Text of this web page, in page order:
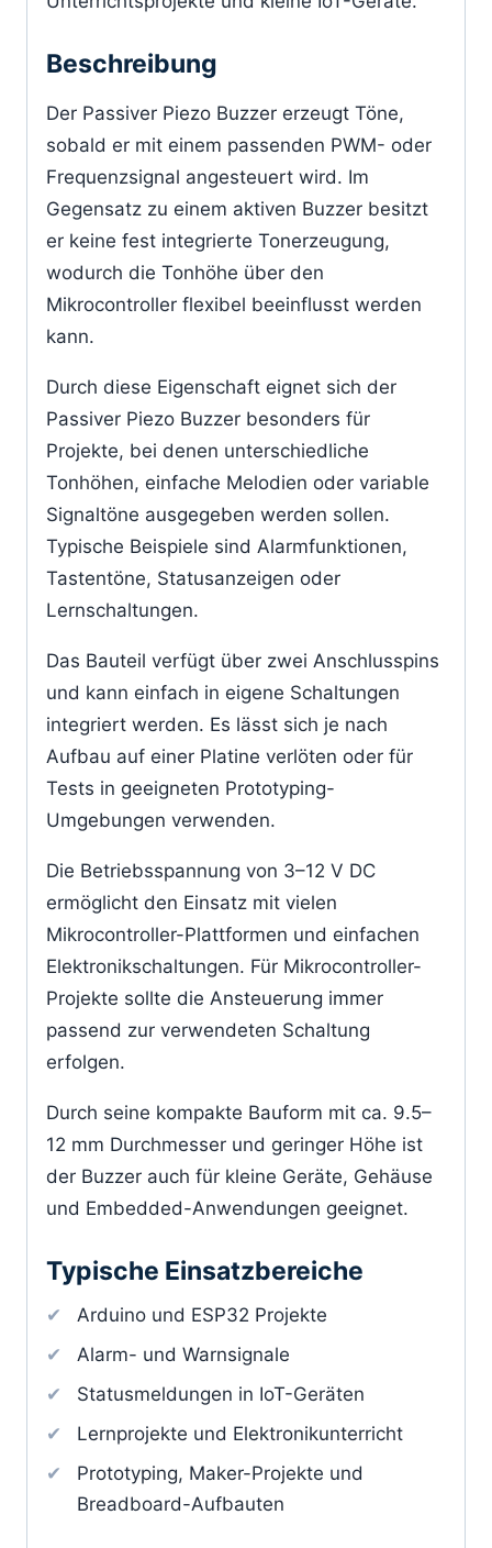
Beschreibung
Der Passiver Piezo Buzzer erzeugt Töne,
sobald er mit einem passenden PWM- oder
Frequenzsignal angesteuert wird. Im
Gegensatz zu einem aktiven Buzzer besitzt
er keine fest integrierte Tonerzeugung,
wodurch die Tonhöhe über den
Mikrocontroller flexibel beeinflusst werden
kann.
Durch diese Eigenschaft eignet sich der
Passiver Piezo Buzzer besonders für
Projekte, bei denen unterschiedliche
Tonhöhen, einfache Melodien oder variable
Signaltöne ausgegeben werden sollen.
Typische Beispiele sind Alarmfunktionen,
Tastentöne, Statusanzeigen oder
Lernschaltungen.
Das Bauteil verfügt über zwei Anschlusspins
und kann einfach in eigene Schaltungen
integriert werden. Es lässt sich je nach
Aufbau auf einer Platine verlöten oder für
Tests in geeigneten Prototyping-
Umgebungen verwenden.
Die Betriebsspannung von 3–12 V DC
ermöglicht den Einsatz mit vielen
Mikrocontroller-Plattformen und einfachen
Elektronikschaltungen. Für Mikrocontroller-
Projekte sollte die Ansteuerung immer
passend zur verwendeten Schaltung
erfolgen.
Durch seine kompakte Bauform mit ca. 9.5–
12 mm Durchmesser und geringer Höhe ist
der Buzzer auch für kleine Geräte, Gehäuse
und Embedded-Anwendungen geeignet.
Typische Einsatzbereiche
Arduino und ESP32 Projekte
Alarm- und Warnsignale
Statusmeldungen in IoT-Geräten
Lernprojekte und Elektronikunterricht
Prototyping, Maker-Projekte und
Breadboard-Aufbauten